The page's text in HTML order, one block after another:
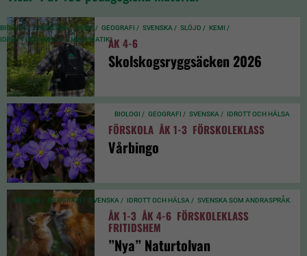
BIOLOGI / ENGELSKA / FYSIK / GEOGRAFI / SVENSKA / SLÖJD / KEMI /
IDROTT OCH HÄLSA / MATEMATIKÅK 4-6
Skolskogsryggsäcken 2026
BIOLOGI / GEOGRAFI / SVENSKA / IDROTT OCH HÄLSA
FÖRSKOLA ÅK 1-3 FÖRSKOLEKLASS
Vårbingo
BIOLOGI / GEOGRAFI / SVENSKA / IDROTT OCH HÄLSA / SVENSKA SOM ANDRASPRÅK
ÅK 1-3 ÅK 4-6 FÖRSKOLEKLASS
FRITIDSHEM
”Nya” Naturtolvan